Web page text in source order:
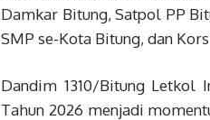
Damkar Bitung, Satpol PP
SMP se-Kota Bitung, dan
Dandim 1310/Bitung Letkol
Tahun 2026 menjadi